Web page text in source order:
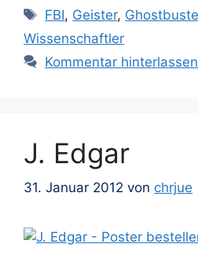
Schlagwörter
FBI, Geister,
Wissenschaftler
Kommentar hinterlassen
J. Edgar
31. Januar 2012 von chrjue